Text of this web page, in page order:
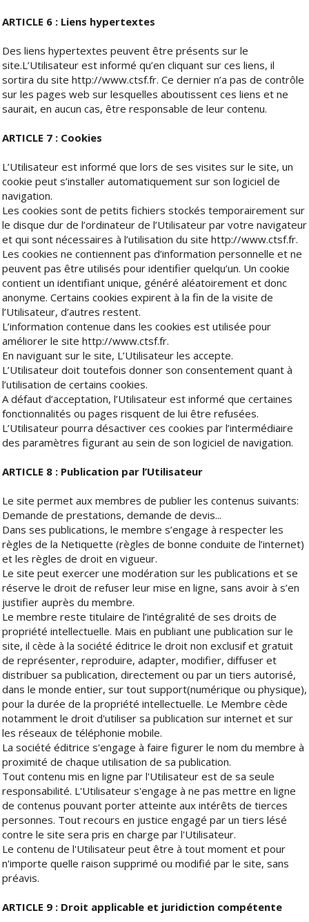
ARTICLE 6 : Liens hypertextes
Des liens hypertextes peuvent être présents sur le
site.L’Utilisateur est informé qu’en cliquant sur ces liens, il
sortira du site http://www.ctsf.fr. Ce dernier n’a pas de contrôle
sur les pages web sur lesquelles aboutissent ces liens et ne
saurait, en aucun cas, être responsable de leur contenu.
ARTICLE 7 : Cookies
L’Utilisateur est informé que lors de ses visites sur le site, un
cookie peut s’installer automatiquement sur son logiciel de
navigation.
Les cookies sont de petits fichiers stockés temporairement sur
le disque dur de l’ordinateur de l’Utilisateur par votre navigateur
et qui sont nécessaires à l’utilisation du site http://www.ctsf.fr.
Les cookies ne contiennent pas d’information personnelle et ne
peuvent pas être utilisés pour identifier quelqu’un. Un cookie
contient un identifiant unique, généré aléatoirement et donc
anonyme. Certains cookies expirent à la fin de la visite de
l’Utilisateur, d’autres restent.
L’information contenue dans les cookies est utilisée pour
améliorer le site http://www.ctsf.fr.
En naviguant sur le site, L’Utilisateur les accepte.
L’Utilisateur doit toutefois donner son consentement quant à
l’utilisation de certains cookies.
A défaut d’acceptation, l’Utilisateur est informé que certaines
fonctionnalités ou pages risquent de lui être refusées.
L’Utilisateur pourra désactiver ces cookies par l’intermédiaire
des paramètres figurant au sein de son logiciel de navigation.
ARTICLE 8 : Publication par l’Utilisateur
Le site permet aux membres de publier les contenus suivants:
Demande de prestations, demande de devis...
Dans ses publications, le membre s’engage à respecter les
règles de la Netiquette (règles de bonne conduite de l’internet)
et les règles de droit en vigueur.
Le site peut exercer une modération sur les publications et se
réserve le droit de refuser leur mise en ligne, sans avoir à s’en
justifier auprès du membre.
Le membre reste titulaire de l’intégralité de ses droits de
propriété intellectuelle. Mais en publiant une publication sur le
site, il cède à la société éditrice le droit non exclusif et gratuit
de représenter, reproduire, adapter, modifier, diffuser et
distribuer sa publication, directement ou par un tiers autorisé,
dans le monde entier, sur tout support(numérique ou physique),
pour la durée de la propriété intellectuelle. Le Membre cède
notamment le droit d'utiliser sa publication sur internet et sur
les réseaux de téléphonie mobile.
La société éditrice s'engage à faire figurer le nom du membre à
proximité de chaque utilisation de sa publication.
Tout contenu mis en ligne par l'Utilisateur est de sa seule
responsabilité. L'Utilisateur s'engage à ne pas mettre en ligne
de contenus pouvant porter atteinte aux intérêts de tierces
personnes. Tout recours en justice engagé par un tiers lésé
contre le site sera pris en charge par l'Utilisateur.
Le contenu de l'Utilisateur peut être à tout moment et pour
n'importe quelle raison supprimé ou modifié par le site, sans
préavis.
ARTICLE 9 : Droit applicable et juridiction compétente